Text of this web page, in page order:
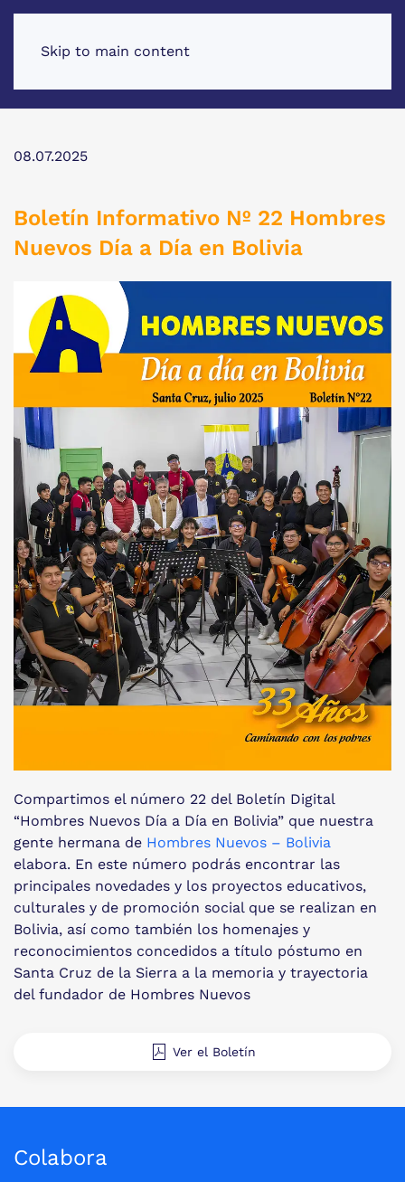
Skip to main content
08.07.2025
Boletín Informativo Nº 22 Hombres
Nuevos Día a Día en Bolivia
Compartimos el número 22 del Boletín Digital
“Hombres Nuevos Día a Día en Bolivia” que nuestra
gente hermana de Hombres Nuevos – Bolivia
elabora. En este número podrás encontrar las
principales novedades y los proyectos educativos,
culturales y de promoción social que se realizan en
Bolivia, así como también los homenajes y
reconocimientos concedidos a título póstumo en
Santa Cruz de la Sierra a la memoria y trayectoria
del fundador de Hombres Nuevos
Ver el Boletín
Colabora